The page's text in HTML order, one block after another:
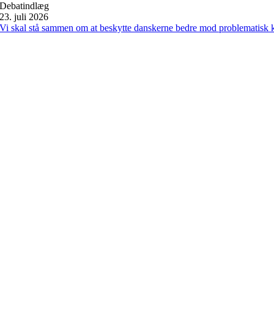
Debatindlæg
23. juli 2026
Vi skal stå sammen om at beskytte danskerne bedre mod problematisk